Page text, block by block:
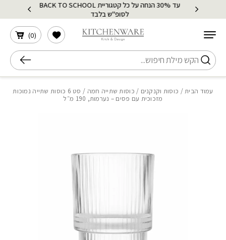
Skip to Content
עד 30% הנחה על כל קטגוריית BACK TO SCHOOL
לסופ"ש בלבד
חיפוש
(
0
)
הרשימה שלי
עמוד הבית/ כוסות וקנקנים / כוסות שתייה חמה
/ סט 6 כוסות שתייה נמוכות
מזכוכית עם פסים – נערמות, 190 מ״ל
בחזרה למעלה